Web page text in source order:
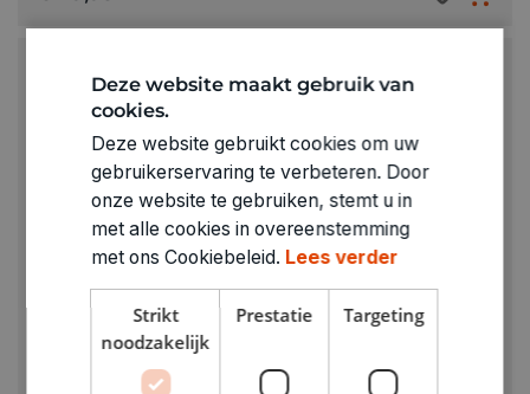
Deze website maakt gebruik van
cookies.
Deze website gebruikt cookies om uw
gebruikerservaring te verbeteren. Door
onze website te gebruiken, stemt u in
met alle cookies in overeenstemming
met ons Cookiebeleid. Lees verder
Strikt
noodzakelijk
Prestatie Targeting